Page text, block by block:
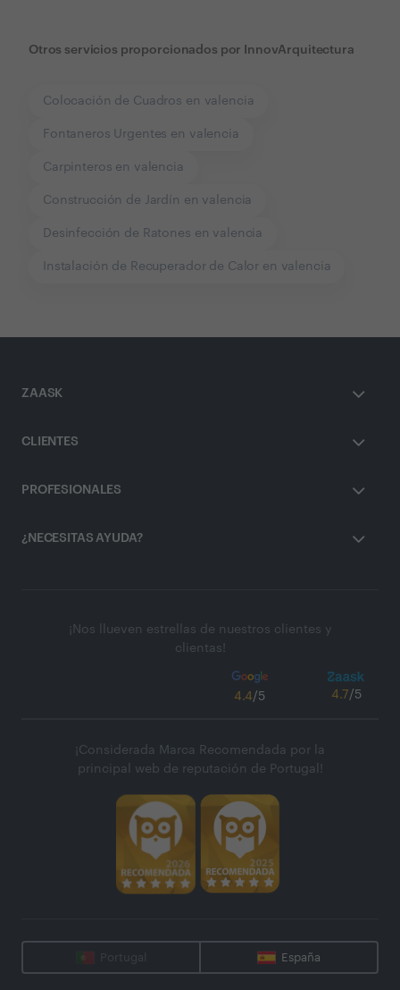
Otros servicios proporcionados por InnovArquitectura
Colocación de Cuadros en valencia
Fontaneros Urgentes en valencia
Carpinteros en valencia
Construcción de Jardín en valencia
Desinfección de Ratones en valencia
Instalación de Recuperador de Calor en valencia
ZAASK
CLIENTES
PROFESIONALES
¿NECESITAS AYUDA?
¡Nos llueven estrellas de nuestros clientes y
clientas!
4.4/5 4.7/5
¡Considerada Marca Recomendada por la
principal web de reputación de Portugal!
Portugal España